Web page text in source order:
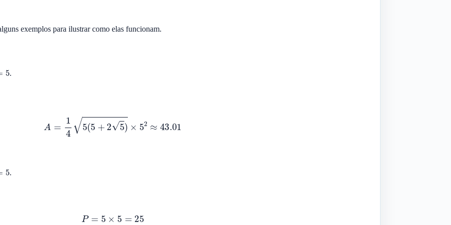
exemplos para ilustrar como elas funcionam.
.
A 145(5+25)×5
.
=5 ×5=